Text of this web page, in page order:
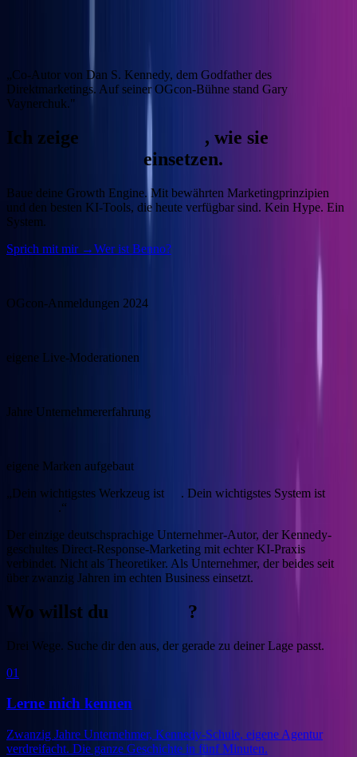
„Co-Autor von Dan S. Kennedy, dem Godfather des
Direktmarketings. Auf seiner OGcon-Bühne stand Gary
Vaynerchuk."
Ich zeige , wie sie
einsetzen.
Baue deine Growth Engine.Mit bewährten Marketingprinzipien
und den besten KI-Tools, die heute verfügbar sind. Kein Hype. Ein
System.
Sprich mit mir →Wer ist Benno?
OGcon-Anmeldungen 2024
eigene Live-Moderationen
Jahre Unternehmererfahrung
eigene Marken aufgebaut
„Dein wichtigstes Werkzeug ist
. Dein wichtigstes System ist
.“
Der einzige deutschsprachige Unternehmer-Autor, der Kennedy-
geschultes Direct-Response-Marketing mit echter KI-Praxis
verbindet. Nicht als Theoretiker. Als Unternehmer, der beides seit
über zwanzig Jahren im echten Business einsetzt.
Wo willst du ?
Drei Wege. Suche dir den aus, der gerade zu deiner Lage passt.
01
Lerne mich kennen
Zwanzig Jahre Unternehmer, Kennedy-Schule, eigene Agentur
verdreifacht. Die ganze Geschichte in fünf Minuten.